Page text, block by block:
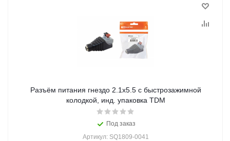
Разъём питания гнездо 2.1х5.5 с быстрозажимной
колодкой, инд. упаковка TDM
Под заказ
Артикул: SQ1809-0041